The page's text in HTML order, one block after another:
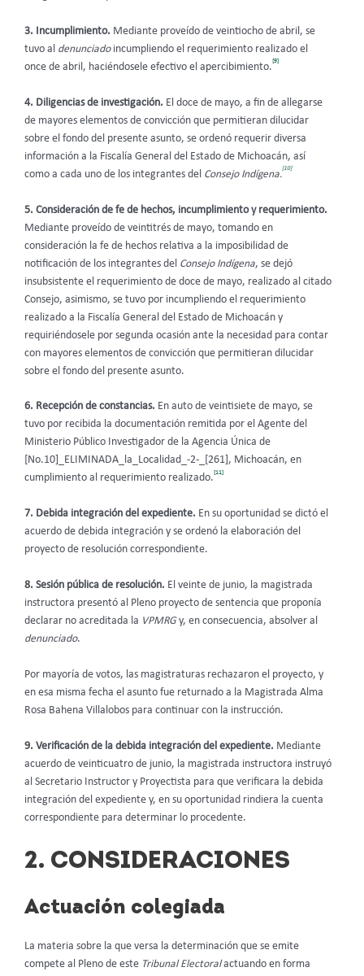
3. Incumplimiento. Mediante proveído de veintiocho de abril, se
tuvo al denunciadoincumpliendo el requerimiento realizado el
once de abril, haciéndosele efectivo el apercibimiento.
[9]
4. Diligencias de investigación. El doce de mayo, a fin de allegarse
de mayores elementos de convicción que permitieran dilucidar
sobre el fondo del presente asunto, se ordenó requerir diversa
información a la Fiscalía General del Estado de Michoacán, así
como a cada uno de los integrantes del Consejo Indígena.
[10]
5. Consideración de fe de hechos, incumplimiento y requerimiento.
Mediante proveído de veintitrés de mayo, tomando en
consideración la fe de hechos relativa a la imposibilidad de
notificación de los integrantes del Consejo Indígena, se dejó
insubsistente el requerimiento de doce de mayo, realizado al citado
Consejo, asimismo, se tuvo por incumpliendo el requerimiento
realizado a la Fiscalía General del Estado de Michoacán y
requiriéndosele por segunda ocasión ante la necesidad para contar
con mayores elementos de convicción que permitieran dilucidar
sobre el fondo del presente asunto.
6. Recepción de constancias. En auto de veintisiete de mayo, se
tuvo por recibida la documentación remitida por el Agente del
Ministerio Público Investigador de la Agencia Única de
[No.10]_ELIMINADA_la_Localidad_-2-_[261], Michoacán, en
cumplimiento al requerimiento realizado.
[11]
7. Debida integración del expediente. En su oportunidad se dictó el
acuerdo de debida integración y se ordenó la elaboración del
proyecto de resolución correspondiente.
8. Sesión pública de resolución. El veinte de junio, la magistrada
instructora presentó al Pleno proyecto de sentencia que proponía
declarar no acreditada la VPMRGy, en consecuencia, absolver al
denunciado.
Por mayoría de votos, las magistraturas rechazaron el proyecto, y
en esa misma fecha el asunto fue returnado a la Magistrada Alma
Rosa Bahena Villalobos para continuar con la instrucción.
9. Verificación de la debida integración del expediente. Mediante
acuerdo de veinticuatro de junio, la magistrada instructora instruyó
al Secretario Instructor y Proyectista para que verificara la debida
integración del expediente y, en su oportunidad rindiera la cuenta
correspondiente para determinar lo procedente.
2. CONSIDERACIONES
Actuación colegiada
La materia sobre la que versa la determinación que se emite
compete al Pleno de este Tribunal Electoralactuando en forma